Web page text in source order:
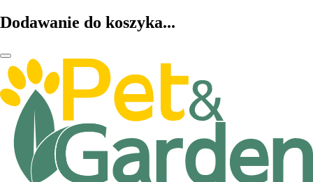
Dodawanie do koszyka...